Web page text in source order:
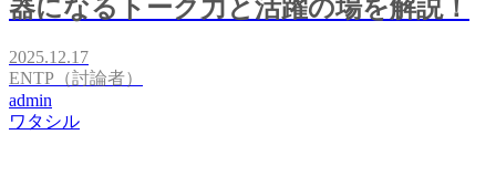
器になるトーク力と活躍の場を解説！
2025.12.17
ENTP（討論者）
admin
ワタシル